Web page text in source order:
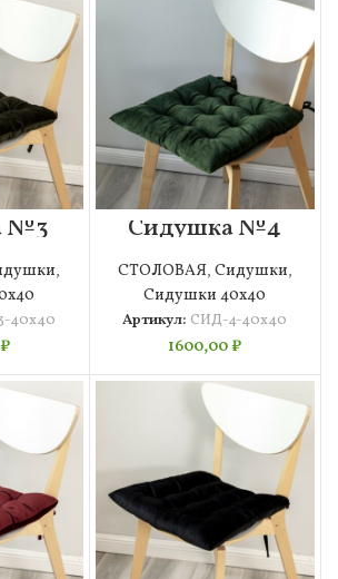
№3
,
40х40
₽
Сидушка №4
40х40
СТОЛОВАЯ, Сидушки,
Сидушки 40х40
Артикул: СИД-4-40х40
1600,00₽